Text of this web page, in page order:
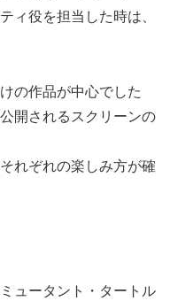
ィ役を担当した時は、
の作品が中心でした
開されるスクリーンの
れぞれの楽しみ方が確
ュータント・タートル